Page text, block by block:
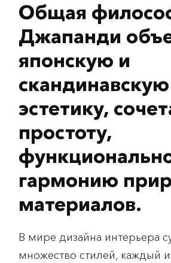
Общая
Джапанди
японскую и
скандинавскую
эстетику,
простоту,
гармонию
материалов.
В мире дизайна интерьера
множество стилей, каждый